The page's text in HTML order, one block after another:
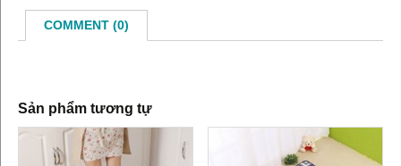
COMMENT (0)
Sản phẩm tương tự